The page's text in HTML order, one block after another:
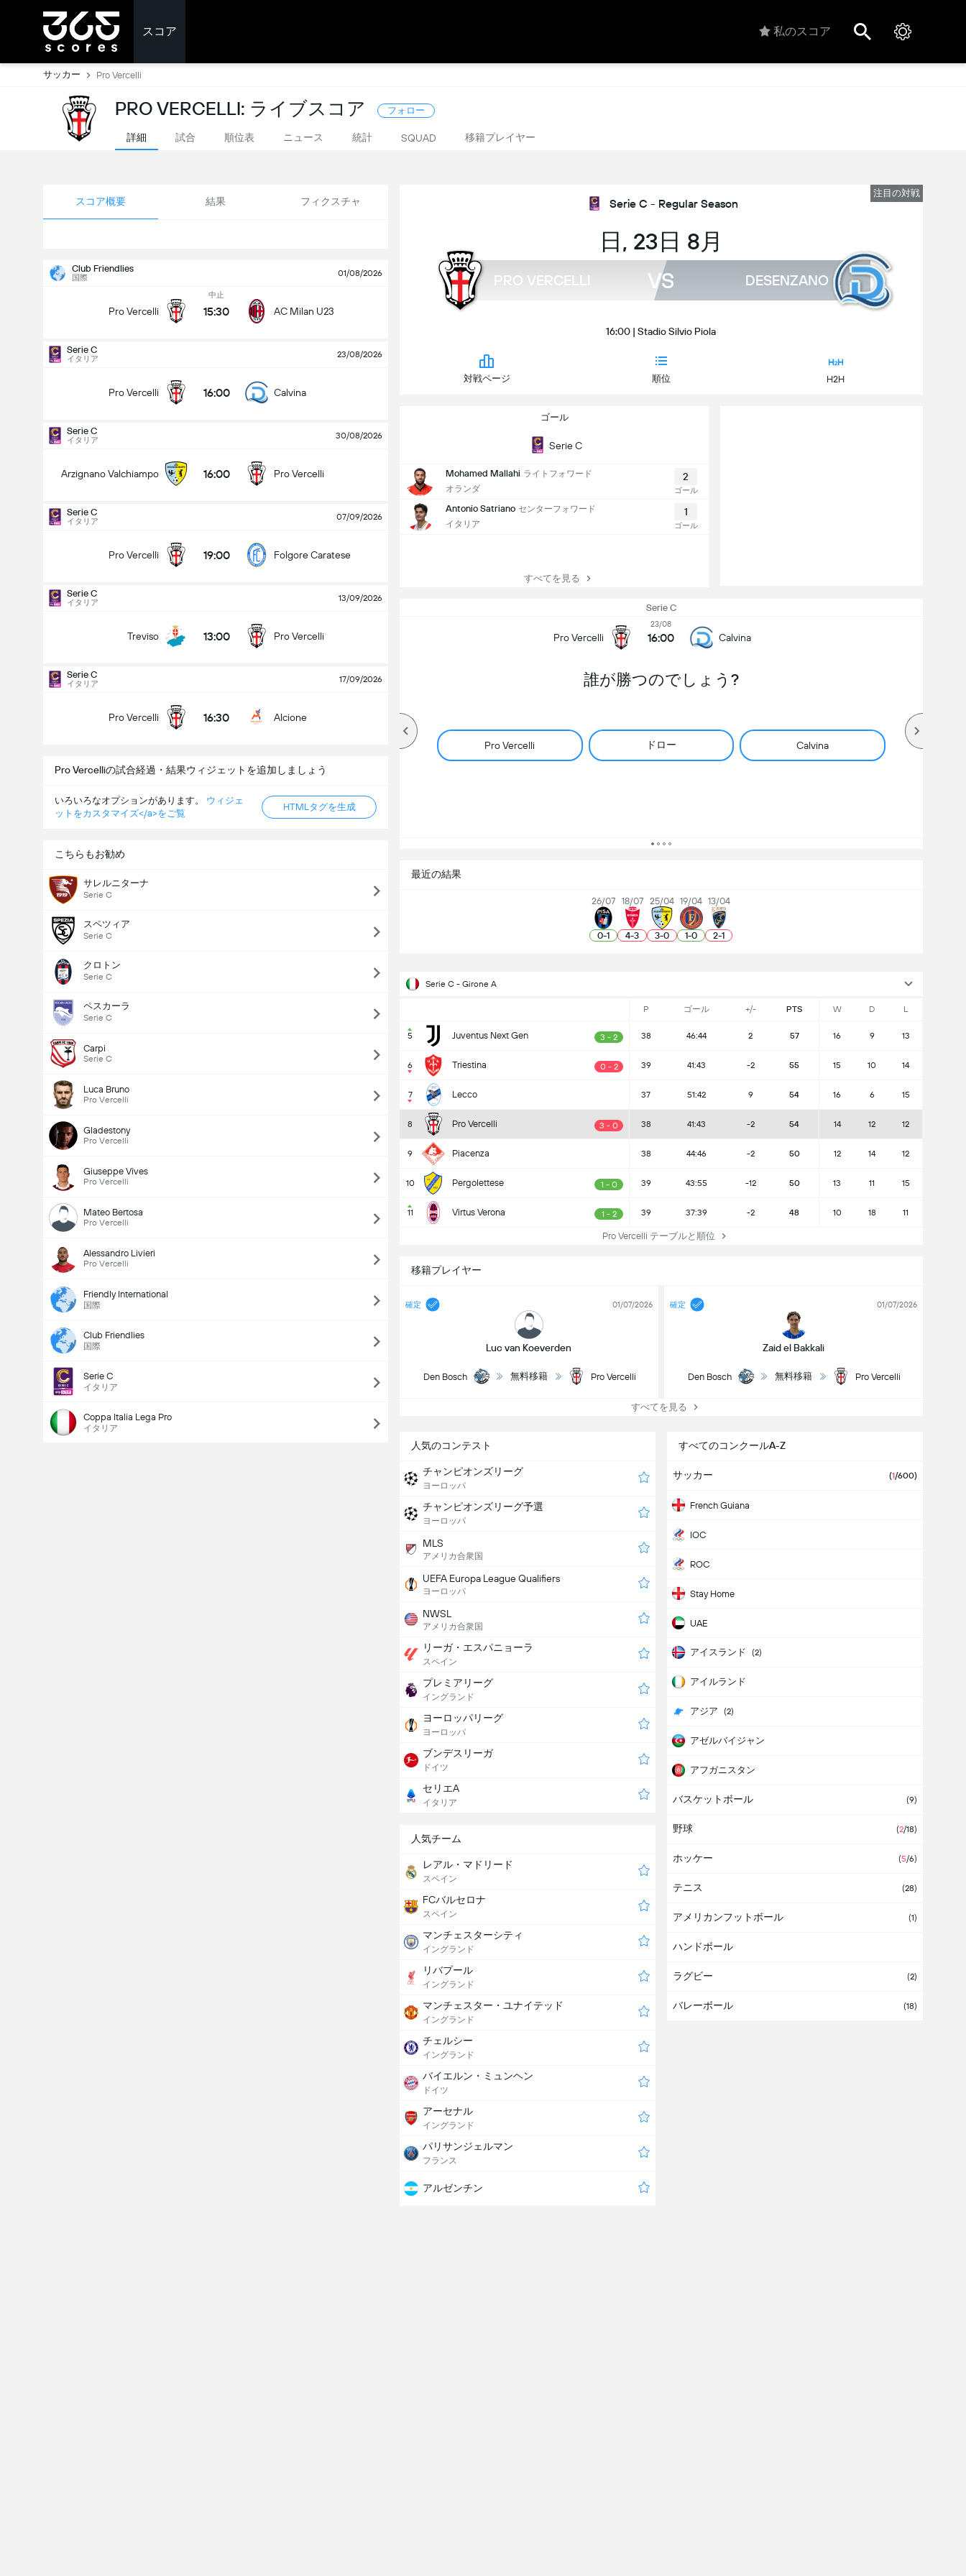
スコア 私のスコア
サッカー Pro Vercelli
PRO VERCELLI: ライブスコア フォロー
詳細 試合 順位表 ニュース 統計 SQUAD 移籍プレイヤー
スコア概要 結果 フィクスチャ
Club Friendlies
国際 01/08/2026
Pro Vercelli
中止
15:30 AC Milan U23
Serie C
イタリア 23/08/2026
Pro Vercelli 16:00 Calvina
Serie C
イタリア 30/08/2026
Arzignano Valchiampo 16:00 Pro Vercelli
Serie C
イタリア 07/09/2026
Pro Vercelli 19:00 Folgore Caratese
Serie C
イタリア 13/09/2026
Treviso 13:00 Pro Vercelli
Serie C
イタリア 17/09/2026
Pro Vercelli 16:30 Alcione
Pro Vercelliの試合経過・結果ウィジェットを追加しましょう
いろいろなオプションがあります。 ウィジェ
ットをカスタマイズ</a>をご覧
HTMLタグを生成
こちらもお勧め
サレルニターナ
Serie C
スペツィア
Serie C
クロトン
Serie C
ペスカーラ
Serie C
Carpi
Serie C
Luca Bruno
Pro Vercelli
Gladestony
Pro Vercelli
Giuseppe Vives
Pro Vercelli
Mateo Bertosa
Pro Vercelli
Alessandro Livieri
Pro Vercelli
Friendly International
国際
Club Friendlies
国際
Serie C
イタリア
Coppa Italia Lega Pro
イタリア
注目の対戦
Serie C - Regular Season
日, 23日 8月
PRO VERCELLI VS DESENZANO
16:00 | Stadio Silvio Piola
対戦ページ 順位 H2H
ゴール
Serie C
Mohamed Mallahi ライトフォワード
オランダ
2
ゴール
Antonio Satriano センターフォワード
イタリア
1
ゴール
すべてを見る
Serie C
Pro Vercelli
23/08
16:00 Calvina
誰が勝つのでしょう?
Pro Vercelli ドロー Calvina
16:00 Pro Vercelli
試合のゴールの合計 (2.5)
最近の結果
26/07
0-1
18/07
4-3
25/04
3-0
19/04
1-0
13/04
2-1
Serie C - Girone A
P ゴール +/- PTS W D L
5 Juventus Next Gen 3 - 2 38 46:44 2 57 16 9 13
6 Triestina 0 - 2 39 41:43 -2 55 15 10 14
7 Lecco 37 51:42 9 54 16 6 15
8 Pro Vercelli 3 - 0 38 41:43 -2 54 14 12 12
9 Piacenza 38 44:46 -2 50 12 14 12
10 Pergolettese 1 - 0 39 43:55 -12 50 13 11 15
11 Virtus Verona 1 - 2 39 37:39 -2 48 10 18 11
Pro Vercelli テーブルと順位
移籍プレイヤー
確定
Luc van Koeverden
01/07/2026
Den Bosch 無料移籍 Pro Vercelli
確定
Zaid el Bakkali
01/07/2026
Den Bosch 無料移籍 Pro Vercelli
すべてを見る
人気のコンテスト
チャンピオンズリーグ
ヨーロッパ
チャンピオンズリーグ予選
ヨーロッパ
MLS
アメリカ合衆国
UEFA Europa League Qualifiers
ヨーロッパ
NWSL
アメリカ合衆国
リーガ・エスパニョーラ
スペイン
プレミアリーグ
イングランド
ヨーロッパリーグ
ヨーロッパ
ブンデスリーガ
ドイツ
セリエA
イタリア
すべてのコンクールA-Z
サッカー (1/600)
French Guiana
IOC
ROC
Stay Home
UAE
アイスランド (2)
アイルランド
アジア (2)
アゼルバイジャン
アフガニスタン
アフリカ (1)
アメリカ
アメリカ合衆国
アルジェリア
アルゼンチン (38)
アルバ
アルバニア
アルメニア
バスケットボール (9)
野球 (2/18)
ホッケー (5/6)
テニス (28)
アメリカンフットボール (1)
ハンドボール
ラグビー (2)
バレーボール (18)
人気チーム
レアル・マドリード
スペイン
FCバルセロナ
スペイン
マンチェスターシティ
イングランド
リバプール
イングランド
マンチェスター・ユナイテッド
イングランド
チェルシー
イングランド
バイエルン・ミュンヘン
ドイツ
アーセナル
イングランド
パリサンジェルマン
フランス
アルゼンチン